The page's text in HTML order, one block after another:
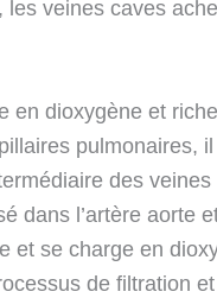
veines caves
en dioxygène et
pulmonaires,
des veines
dans l’artère aorte
et se charge en
de filtration